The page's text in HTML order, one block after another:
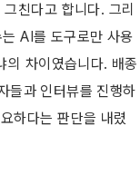
친다고 합니다. 그리
AI를 도구로만 사용
의 차이였습니다. 배종
들과 인터뷰를 진행하
하다는 판단을 내렸